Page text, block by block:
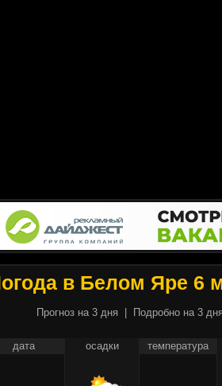
в Белом Яре 6
Прогноз на 3 дня Подробно на 3 дня
дата осадки температура